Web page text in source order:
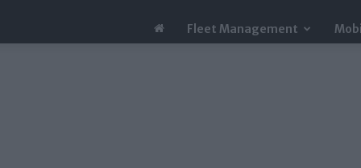
Fleet Management